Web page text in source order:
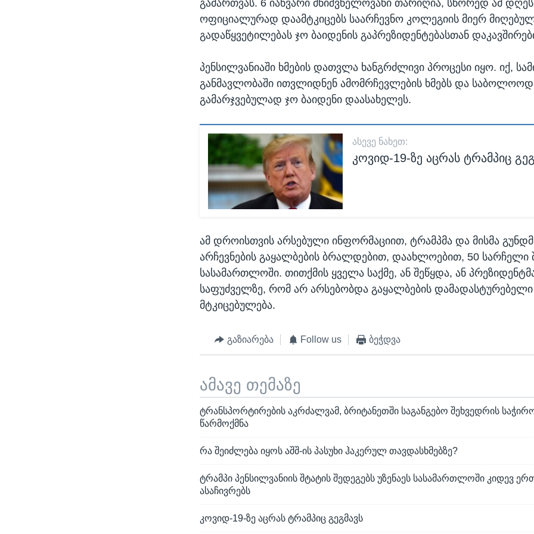
გამართვას. 6 იანვარი მნიშვნელოვანი თარიღია, სწორედ ამ
ოფიციალურად დაამტკიცებს საარჩევნო კოლეგიის მიერ
გადაწყვეტილებას ჯო ბაიდენის გაპრეზიდენტებასთან
პენსილვანიაში ხმების დათვლა ხანგრძლივი პროცესი იყო. იქ,
განმავლობაში ითვლიდნენ ამომრჩევლების ხმებს და
გამარჯვებულად ჯო ბაიდენი დაასახელეს.
ᲐᲡᲔᲕᲔ ᲜᲐᲮᲔᲗ:
კოვიდ-19-ზე აცრას ტრამპიც
ამ დროისთვის არსებული ინფორმაციით, ტრამპმა და მისმა
არჩევნების გაყალბების ბრალდებით, დაახლოებით, 50 სარჩელი
სასამართლოში. თითქმის ყველა საქმე, ან შეწყდა, ან
საფუძველზე, რომ არ არსებობდა გაყალბების დამადასტურებელი
მტკიცებულება.
გაზიარება Follow us ბეჭდვა
ამავე თემაზე
ტრანსპორტირების აკრძალვამ, ბრიტანეთში საგანგებო შეხვედრის
წარმოქმნა
რა შეიძლება იყოს აშშ-ის პასუხი ჰაკერულ თავდასხმებზე?
ტრამპი პენსილვანიის შტატის შედეგებს უზენაეს სასამართლოში კიდევ
ასაჩივრებს
კოვიდ-19-ზე აცრას ტრამპიც გეგმავს